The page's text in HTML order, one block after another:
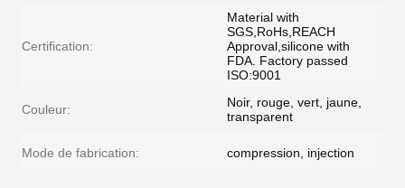
Certification:
Material with
SGS,RoHs,REACH
Approval,silicone with
FDA. Factory passed
ISO:9001
Couleur:
Noir, rouge, vert, jaune,
transparent
Mode de fabrication: compression, injection